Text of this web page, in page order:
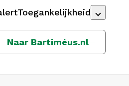
Toegankelijkheid
Naar Bartiméus.nl